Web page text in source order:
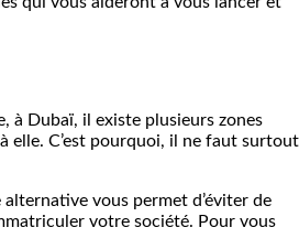
à Dubaï, il existe plusieurs zones
elle. C’est pourquoi, il ne faut surtout
vous permet d’éviter de
votre société. Pour vous